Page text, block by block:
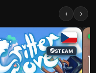
‹ ›
STEAM